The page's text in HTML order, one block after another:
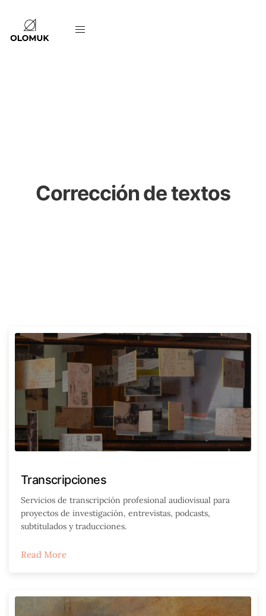
Corrección de textos
Transcripciones
Servicios de transcripción profesional audiovisual para
proyectos de investigación, entrevistas, podcasts,
subtitulados y traducciones.
Read More